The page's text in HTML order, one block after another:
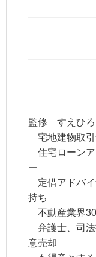
監修 すえひろ
宅地建物取引
住宅ローンア
ー
定借アドバイ
持ち
不動産業界30
弁護士、司法
意売却